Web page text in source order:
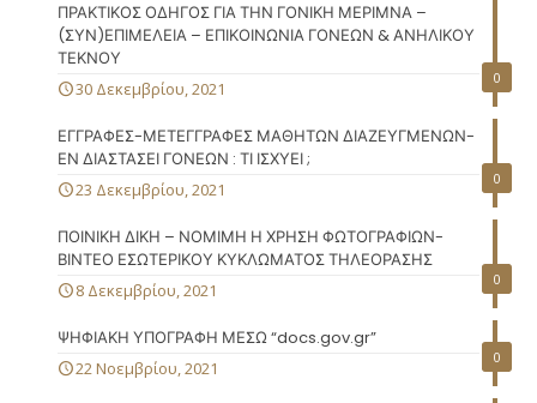
0
ΠΡΑΚΤΙΚΟΣ ΟΔΗΓΟΣ ΓΙΑ ΤΗΝ ΓΟΝΙΚΗ ΜΕΡΙΜΝΑ –
(ΣΥΝ)ΕΠΙΜΕΛΕΙΑ – ΕΠΙΚΟΙΝΩΝΙΑ ΓΟΝΕΩΝ & ΑΝΗΛΙΚΟΥ
ΤΕΚΝΟΥ
30 Δεκεμβρίου, 2021
0
ΕΓΓΡΑΦΕΣ-ΜΕΤΕΓΓΡΑΦΕΣ ΜΑΘΗΤΩΝ ΔΙΑΖΕΥΓΜΕΝΩΝ-
ΕΝ ΔΙΑΣΤΑΣΕΙ ΓΟΝΕΩΝ : ΤΙ ΙΣΧΥΕΙ ;
23 Δεκεμβρίου, 2021
0
ΠΟΙΝΙΚΗ ΔΙΚΗ – ΝΟΜΙΜΗ Η ΧΡΗΣΗ ΦΩΤΟΓΡΑΦΙΩΝ-
ΒΙΝΤΕΟ ΕΣΩΤΕΡΙΚΟΥ ΚΥΚΛΩΜΑΤΟΣ ΤΗΛΕΟΡΑΣΗΣ
8 Δεκεμβρίου, 2021
0
ΨΗΦΙΑΚΗ ΥΠΟΓΡΑΦΗ ΜΕΣΩ “docs.gov.gr”
22 Νοεμβρίου, 2021